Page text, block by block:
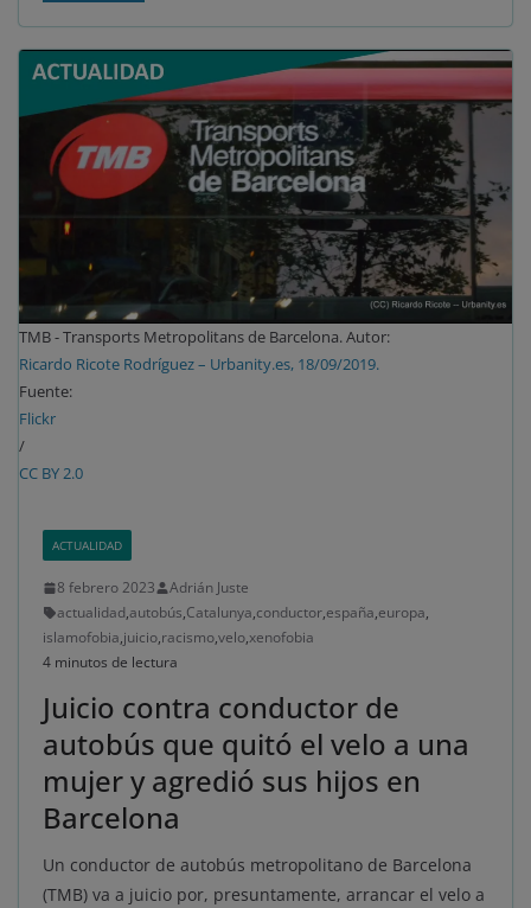
TMB - Transports Metropolitans de Barcelona. Autor:
Ricardo Ricote Rodríguez – Urbanity.es, 18/09/2019.
Fuente:
Flickr
/
CC BY 2.0
ACTUALIDAD
8 febrero 2023
Adrián Juste
actualidad,autobús,Catalunya,conductor,españa,europa,
islamofobia,juicio,racismo,velo,xenofobia
4 minutos de lectura
Juicio contra conductor de
autobús que quitó el velo a una
mujer y agredió sus hijos en
Barcelona
Un conductor de autobús metropolitano de Barcelona
(TMB) va a juicio por, presuntamente, arrancar el velo a